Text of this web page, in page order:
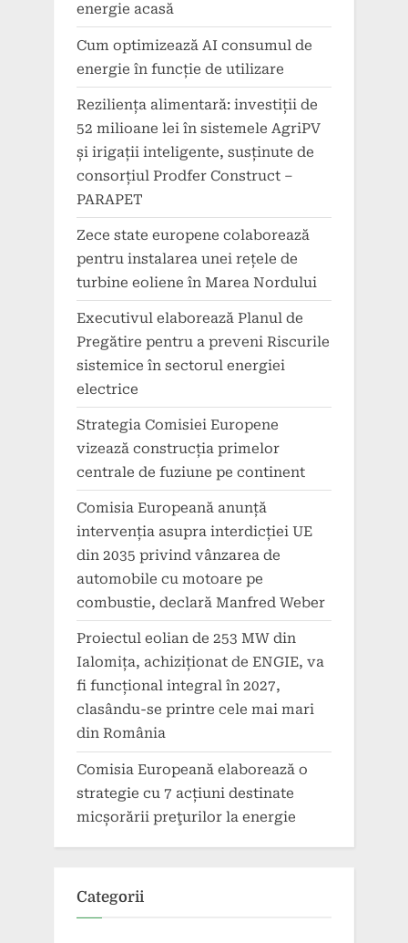
energie acasă
Cum optimizează AI consumul de
energie în funcție de utilizare
Reziliența alimentară: investiții de
52 milioane lei în sistemele AgriPV
și irigații inteligente, susținute de
consorțiul Prodfer Construct –
PARAPET
Zece state europene colaborează
pentru instalarea unei rețele de
turbine eoliene în Marea Nordului
Executivul elaborează Planul de
Pregătire pentru a preveni Riscurile
sistemice în sectorul energiei
electrice
Strategia Comisiei Europene
vizează construcția primelor
centrale de fuziune pe continent
Comisia Europeană anunță
intervenția asupra interdicției UE
din 2035 privind vânzarea de
automobile cu motoare pe
combustie, declară Manfred Weber
Proiectul eolian de 253 MW din
Ialomița, achiziționat de ENGIE, va
fi funcțional integral în 2027,
clasându-se printre cele mai mari
din România
Comisia Europeană elaborează o
strategie cu 7 acțiuni destinate
micșorării preţurilor la energie
Categorii